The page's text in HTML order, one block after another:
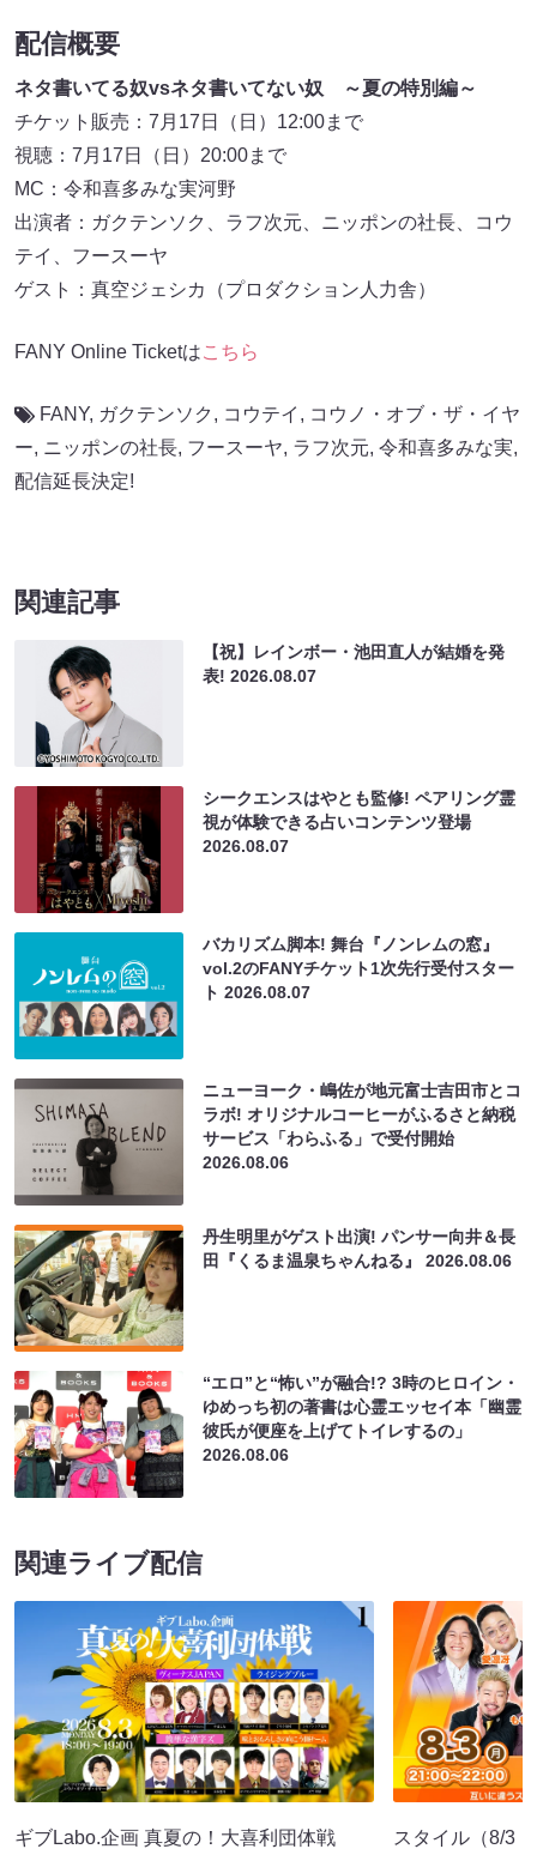
配信概要
ネタ書いてる奴vsネタ書いてない奴 ～夏の特別編～
チケット販売：7月17日（日）12:00まで
視聴：7月17日（日）20:00まで
MC：令和喜多みな実河野
出演者：ガクテンソク、ラフ次元、ニッポンの社長、コウ
テイ、フースーヤ
ゲスト：真空ジェシカ（プロダクション人力舎）
FANY Online Ticketはこちら
FANY, ガクテンソク , コウテイ , コウノ・オブ・ザ・イヤ
ー, ニッポンの社長, フースーヤ, ラフ次元, 令和喜多みな実,
配信延長決定!
関連記事
【祝】レインボー・池田直人が結婚を発
表!2026.08.07
シークエンスはやとも監修! ペアリング霊
視が体験できる占いコンテンツ登場
2026.08.07
バカリズム脚本! 舞台『ノンレムの窓』
vol.2のFANYチケット1次先行受付スター
ト2026.08.07
ニューヨーク・嶋佐が地元富士吉田市とコ
ラボ! オリジナルコーヒーがふるさと納税
サービス「わらふる」で受付開始
2026.08.06
丹生明里がゲスト出演! パンサー向井＆長
田『くるま温泉ちゃんねる』2026.08.06
“エロ”と“怖い”が融合!? 3時のヒロイン・
ゆめっち初の著書は心霊エッセイ本「幽霊
彼氏が便座を上げてトイレするの」
2026.08.06
関連ライブ配信
ギブLabo.企画 真夏の！大喜利団体戦 スタイル（8/3